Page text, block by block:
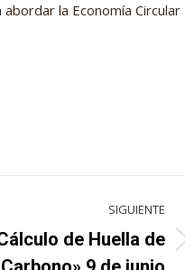
la Economía Circular
SIGUIENTE
de Huella de